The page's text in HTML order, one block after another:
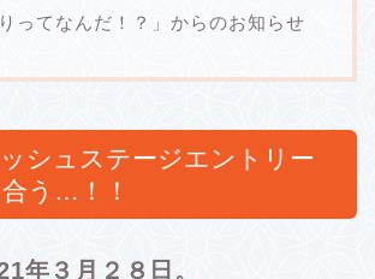
りってなんだ！？」からのお知らせ
シュステージエントリー
う…！！
年３月２８日。